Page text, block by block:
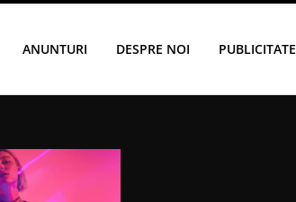
ANUNTURI DESPRE NOI PUBLICITATE